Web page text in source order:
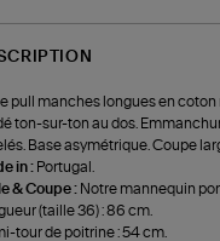
pull manches longues en coton
ton-sur-ton au dos.
Base asymétrique. Coupe
in : Portugal.
& Coupe : Notre mannequin
(taille 36) : 86 cm.
tour de poitrine : 54 cm.